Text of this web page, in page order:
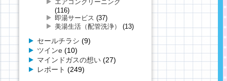
エアコンクリーニング
(116)
即湯サービス (37)
美湯生活（配管洗浄）
(13)
セールチラシ (9)
ツインe(10)
マインドガスの想い(27)
レポート (249)